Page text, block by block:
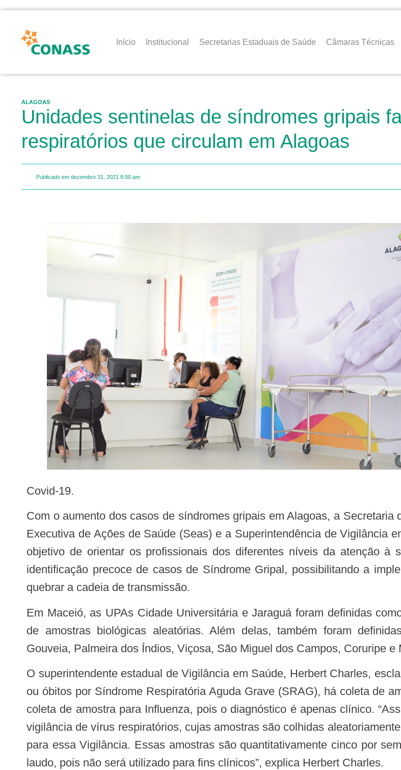
Início Institucional Secretarias Estaduais de Saúde Câmaras Técnicas
ALAGOAS
Unidades sentinelas de síndromes gripais
respiratórios que circulam em Alagoas
Publicado em dezembro 31, 2021 8:00 am
Covid-19.
Com o aumento dos casos de síndromes gripais em Alagoas, a Secretaria de Estado da Saúde (Sesau), junto com a Secretaria
Executiva de Ações de Saúde (Seas) e a Superintendência de Vigilância
objetivo de orientar os profissionais dos diferentes níveis da atenção à
identificação precoce de casos de Síndrome Gripal, possibilitando a
quebrar a cadeia de transmissão.
Em Maceió, as UPAs Cidade Universitária e Jaraguá foram definidas como unidades sentinelas, especificamente para o envio
de amostras biológicas aleatórias. Além delas, também foram
Gouveia, Palmeira dos Índios, Viçosa, São Miguel dos Campos, Coruripe e
O superintendente estadual de Vigilância em Saúde, Herbert Charles, esclarece que para os casos graves, ou seja, internações
ou óbitos por Síndrome Respiratória Aguda Grave (SRAG), há coleta de
coleta de amostra para Influenza, pois o diagnóstico é apenas clínico.
vigilância de vírus respiratórios, cujas amostras são colhidas
para essa Vigilância. Essas amostras são quantitativamente cinco por
laudo, pois não será utilizado para fins clínicos”, explica Herbert Charles.